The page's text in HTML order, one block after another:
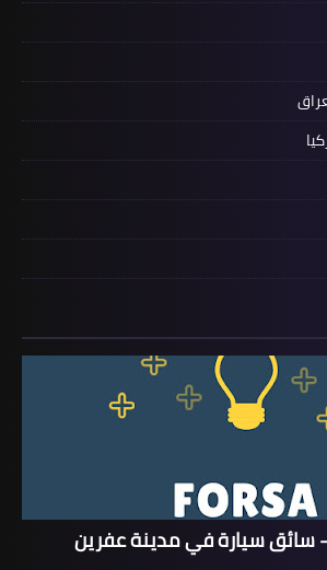
سائق سيارة في مدينة عفرين